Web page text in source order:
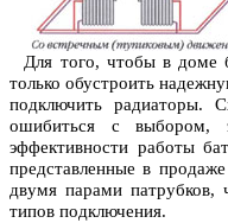
Для того, чтобы в доме
только обустроить
подключить радиаторы.
ошибиться с выбором,
эффективности работы
представленные в
двумя парами патрубков,
типов подключения.